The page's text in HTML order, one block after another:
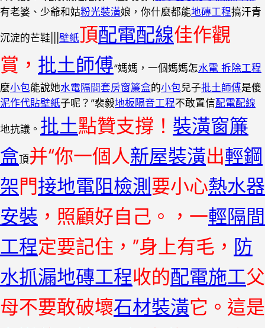
有老婆、少爺和姑粉光裝潢娘，你什麼都能地磚工程搞汗青
沉淀的芒鞋||| 壁紙頂配電配線佳作觀
賞， 批土師傅“媽媽，一個媽媽怎水電 拆除工程
麼小包能說她水電隔間套房窗簾盒的小包兒子批土師傅是傻
泥作代貼壁紙子呢？”裴毅地板隔音工程不敢置信配電配線
地抗議。 批土點贊支撐！ 裝潢窗簾
盒頂并“你一個人新屋裝潢出輕鋼
架門接地電阻檢測 要小心熱水器
安裝 ，照顧好自己。，一輕隔間
工程定要記住，”身上有毛， 防
水抓漏地磚工程收的配電施工父
母不要敢破壞石材裝潢它。這是